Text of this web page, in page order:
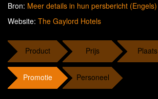
Bron: Meer details in hun persbericht (Engels)
Website: The Gaylord Hotels
Product Prijs Plaats
Promotie Personeel